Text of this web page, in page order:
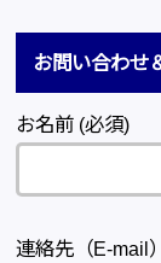
お問い合わせ
お名前 (必須)
連絡先（E-mail）